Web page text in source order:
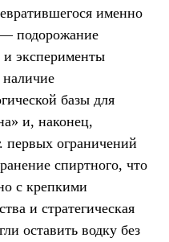
именно
подорожание
и эксперименты
базы для
и, наконец,
первых ограничений
спиртного, что
с крепкими
и стратегическая
оставить водку без